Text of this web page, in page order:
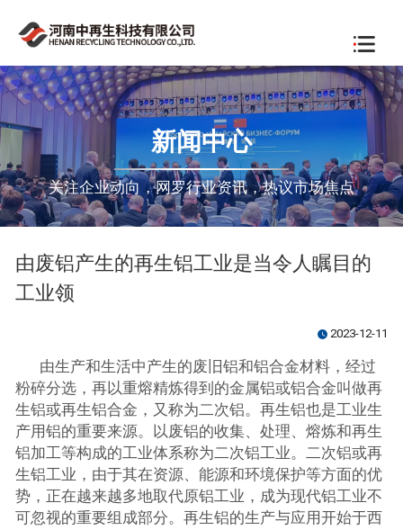
新闻中心
关注企业动向，网罗行业资讯，热议市场焦点
由废铝产生的再生铝工业是当令人瞩目的
工业领
watch_later 2023-12-11
由生产和生活中产生的废旧铝和铝合金材料，经过
粉碎分选，再以重熔精炼得到的金属铝或铝合金叫做再
生铝或再生铝合金，又称为二次铝。再生铝也是工业生
产用铝的重要来源。以废铝的收集、处理、熔炼和再生
铝加工等构成的工业体系称为二次铝工业。二次铝或再
生铝工业，由于其在资源、能源和环境保护等方面的优
势，正在越来越多地取代原铝工业，成为现代铝工业不
可忽视的重要组成部分。再生铝的生产与应用开始于西